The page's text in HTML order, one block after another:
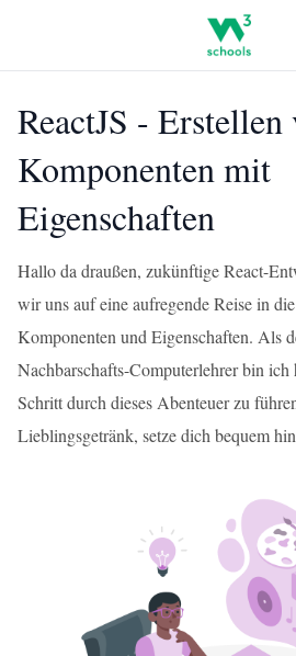
ReactJS - Erstellen
Komponenten mit
Eigenschaften
Hallo da draußen, zukünftige React-
wir uns auf eine aufregende Reise in
Komponenten und Eigenschaften. Als
Nachbarschafts-Computerlehrer bin
Schritt durch dieses Abenteuer zu
Lieblingsgetränk, setze dich bequem